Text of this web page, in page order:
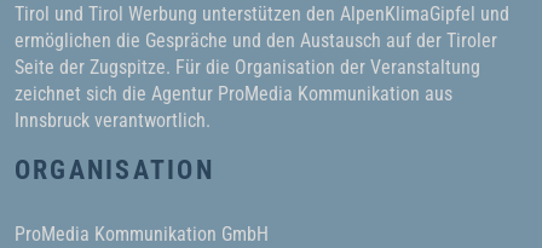
Tirol und Tirol Werbung unterstützen den AlpenKlimaGipfel und
ermöglichen die Gespräche und den Austausch auf der Tiroler
Seite der Zugspitze. Für die Organisation der Veranstaltung
zeichnet sich die Agentur ProMedia Kommunikation aus
Innsbruck verantwortlich.
ORGANISATION
ProMedia Kommunikation GmbH